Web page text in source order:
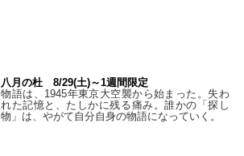
八月の杜 8/29(土)～1週間限定
物語は、1945年東京大空襲から始まった。失わ
れた記憶と、たしかに残る痛み。誰かの「探し
物」は、やがて自分自身の物語になっていく。